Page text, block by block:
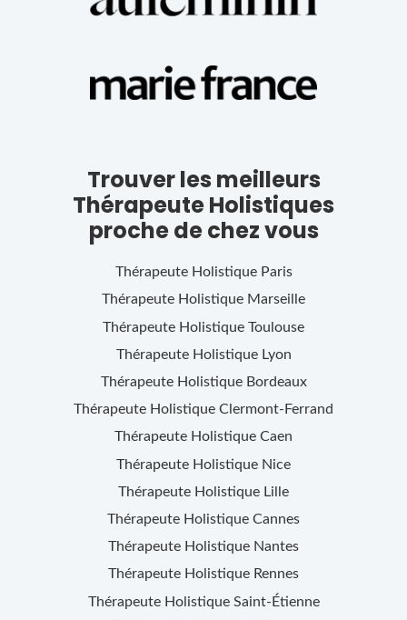
Trouver les meilleurs
Thérapeute Holistiques
proche de chez vous
Thérapeute Holistique Paris
Thérapeute Holistique Marseille
Thérapeute Holistique Toulouse
Thérapeute Holistique Lyon
Thérapeute Holistique Bordeaux
Thérapeute Holistique Clermont-Ferrand
Thérapeute Holistique Caen
Thérapeute Holistique Nice
Thérapeute Holistique Lille
Thérapeute Holistique Cannes
Thérapeute Holistique Nantes
Thérapeute Holistique Rennes
Thérapeute Holistique Saint-Étienne